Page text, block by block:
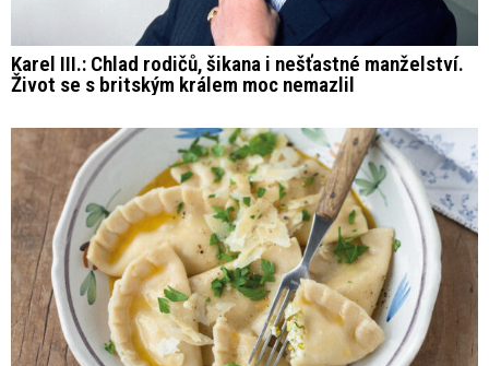
Karel III.: Chlad rodičů, šikana i nešťastné manželství.
Život se s britským králem moc nemazlil